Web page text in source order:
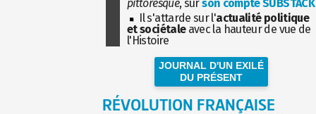
pittoresque, surson compte SUBSTACK
Il s'attarde sur l'actualité politique
et sociétaleavec la hauteur de vue de
l'Histoire
JOURNAL D'UN EXILÉ
DU PRÉSENT
RÉVOLUTION FRANÇAISE